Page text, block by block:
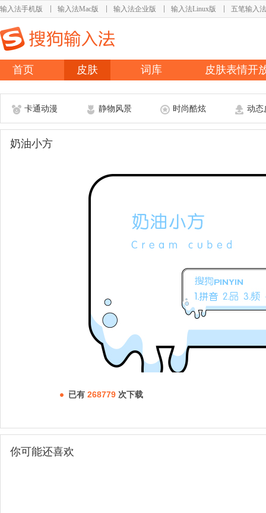
输入法手机版 输入法Mac版 输入法企业版 输入法Linux版 五笔输入法
首页 皮肤 词库 皮肤表情开
卡通动漫 静物风景 时尚酷炫 动态
奶油小方
已有 268779 次下载
你可能还喜欢